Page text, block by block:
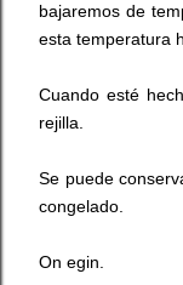
bajaremos de
esta temperatura
Cuando esté
rejilla.
Se puede
congelado.
On egin.